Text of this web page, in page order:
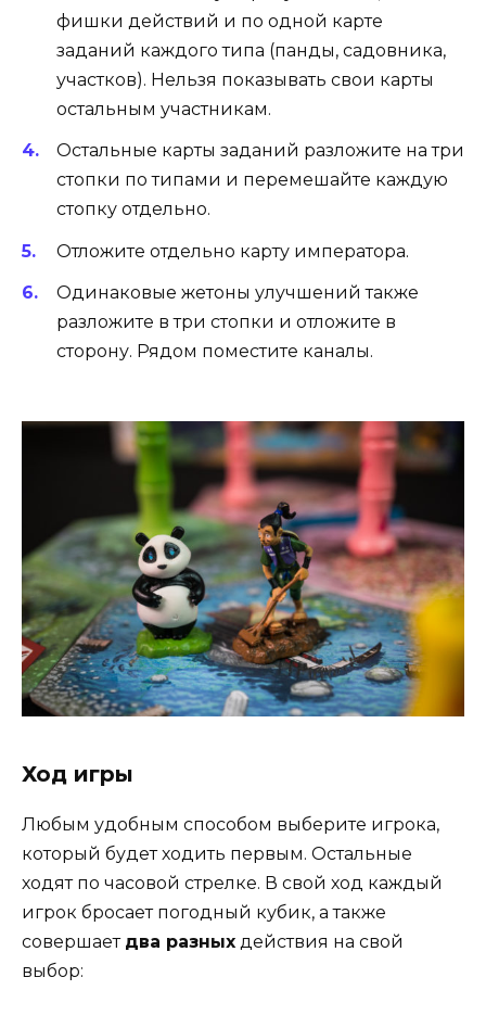
фишки действий и по одной карте
заданий каждого типа (панды, садовника,
участков). Нельзя показывать свои карты
остальным участникам.
Остальные карты заданий разложите на три
стопки по типами и перемешайте каждую
стопку отдельно.
Отложите отдельно карту императора.
Одинаковые жетоны улучшений также
разложите в три стопки и отложите в
сторону. Рядом поместите каналы.
Ход игры
Любым удобным способом выберите игрока,
который будет ходить первым. Остальные
ходят по часовой стрелке. В свой ход каждый
игрок бросает погодный кубик, а также
совершает два разных действия на свой
выбор: